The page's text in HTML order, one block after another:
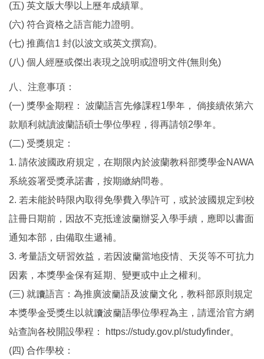
(五) 英文版大學以上歷年成績單。
(六) 符合資格之語言能力證明。
(七) 推薦信1 封(以波文或英文撰寫)。
(八) 個人經歷或傑出表現之說明或證明文件(無則免)
八、注意事項：
(一) 獎學金期程： 波蘭語言先修課程1學年， 倘接續依第六
款順利就讀波蘭語碩士學位學程，得再請領2學年。
(二) 受獎規定：
1. 請依波國政府規定，在期限內於波蘭教科部獎學金NAWA
系統簽署受獎承諾書，按期繳納問卷。
2. 若未能於時限內取得免學費入學許可，或於波國規定到校
註冊日期前，因故不克抵達波蘭辦妥入學手續，應即以書面
通知本部，由備取生遞補。
3. 考量語文研習效益，若因波蘭當地疫情、天災等不可抗力
因素，本獎學金保有延期、變更或中止之權利。
(三) 就讀語言：為推廣波蘭語及波蘭文化，教科部原則規定
本獎學金受獎生以就讀波蘭語學位學程為主，請逕洽官方網
站查詢各校開設學程： https://study.gov.pl/studyfinder。
(四) 合作學校：